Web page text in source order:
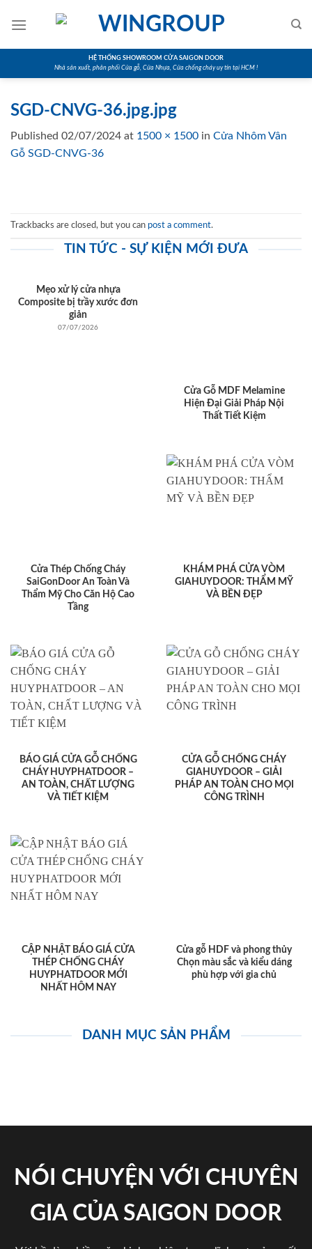
HỆ THỐNG SHOWROOM CỬA SAIGON DOOR
Nhà sản xuất, phân phối Cửa gỗ, Cửa Nhựa, Cửa chống cháy uy tín tại HCM !
SGD-CNVG-36.jpg.jpg
Published 02/07/2024 at 1500 × 1500 in Cửa Nhôm Vân
Gỗ SGD-CNVG-36
Trackbacks are closed, but you can post a comment.
TIN TỨC - SỰ KIỆN MỚI ĐƯA
Mẹo xử lý cửa nhựa
Composite bị trầy xước đơn
giản
07/07/2026
Cửa Gỗ MDF Melamine
Hiện Đại Giải Pháp Nội
Thất Tiết Kiệm
Cửa Thép Chống Cháy
SaiGonDoor An Toàn Và
Thẩm Mỹ Cho Căn Hộ Cao
Tầng
KHÁM PHÁ CỬA VÒM
GIAHUYDOOR: THẨM MỸ
VÀ BỀN ĐẸP
BÁO GIÁ CỬA GỖ CHỐNG
CHÁY HUYPHATDOOR –
AN TOÀN, CHẤT LƯỢNG
VÀ TIẾT KIỆM
CỬA GỖ CHỐNG CHÁY
GIAHUYDOOR – GIẢI
PHÁP AN TOÀN CHO MỌI
CÔNG TRÌNH
CẬP NHẬT BÁO GIÁ CỬA
THÉP CHỐNG CHÁY
HUYPHATDOOR MỚI
NHẤT HÔM NAY
Cửa gỗ HDF và phong thủy
Chọn màu sắc và kiểu dáng
phù hợp với gia chủ
DANH MỤC SẢN PHẨM
NÓI CHUYỆN VỚI CHUYÊN
GIA CỦA SAIGON DOOR